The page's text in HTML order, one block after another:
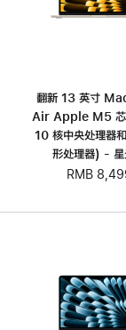
翻新 13 英寸
Air Apple M5 芯
10 核中央处理器
形处理器) - 星
RMB